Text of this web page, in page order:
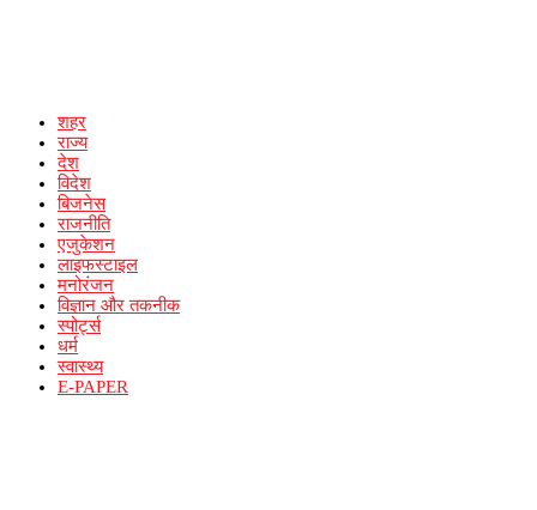
शहर
राज्य
देश
विदेश
बिजनेस
राजनीति
एजुकेशन
लाइफस्टाइल
मनोरंजन
विज्ञान और तकनीक
स्पोर्ट्स
धर्म
स्वास्थ्य
E-PAPER